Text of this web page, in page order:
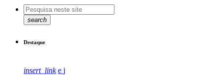
search
Destaque
insert_link